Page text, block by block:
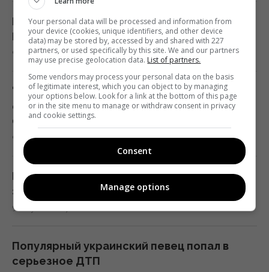
пострадавших
10:12 воскресенье, 09 августа 2026
Известный украинский певец попал в ДТП в
Киеве и показал фото
10:09 воскресенье, 09 августа 2026
Рекордные рейтинги и паранойя: Путин
зачищает выборы жестче обычного, - The
Telegraph
10:06 воскресенье, 09 августа 2026
Коричневая трава после жары может
10:05 воскресенье, 09 августа 2026
Китайский гороскоп на завтра, 10 августа:
Крысам — покой, Кроликам — энергия
9 августа 2026, 10:58
"Путин, сдавайся": американский актер
обратился к диктатору после удара РФ по
Одессе
9 августа 2026, 10:37
Россия готовит новую волну ударов по
энергетике: в ISW назвали точные сроки
9 августа 2026, 10:34
Популярный украинский певец попал в
серьезное ДТП
Your personal data will be processed and information from
your device (cookies, unique identifiers, and other device
data) may be stored by, accessed by and shared with 227
partners, or used specifically by this site. We and our partners
may use precise geolocation data. List of partners.
Some vendors may process your personal data on the basis
of legitimate interest, which you can object to by managing
your options below. Look for a link at the bottom of this page
or in the site menu to manage or withdraw consent in privacy
and cookie settings.
Consent
Manage options